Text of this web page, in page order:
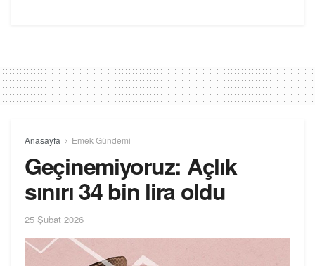
Anasayfa Emek Gündemi
Geçinemiyoruz: Açlık
sınırı 34 bin lira oldu
25 Şubat 2026